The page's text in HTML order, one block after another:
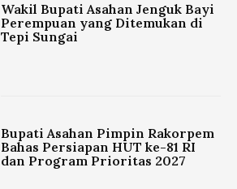
Wakil Bupati Asahan Jenguk Bayi
Perempuan yang Ditemukan di
Tepi Sungai
Bupati Asahan Pimpin Rakorpem
Bahas Persiapan HUT ke-81 RI
dan Program Prioritas 2027